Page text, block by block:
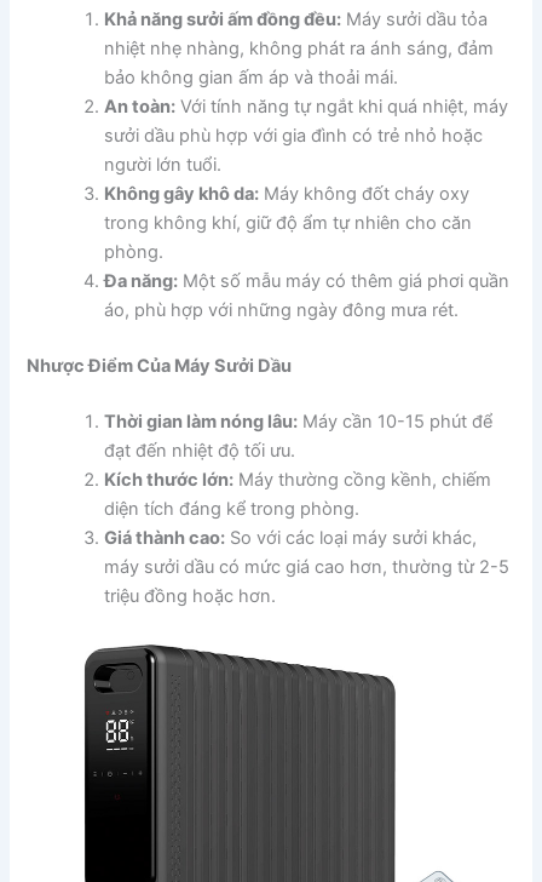
Khả năng sưởi ấm đồng đều: Máy sưởi dầu tỏa
nhiệt nhẹ nhàng, không phát ra ánh sáng, đảm
bảo không gian ấm áp và thoải mái.
An toàn: Với tính năng tự ngắt khi quá nhiệt, máy
sưởi dầu phù hợp với gia đình có trẻ nhỏ hoặc
người lớn tuổi.
Không gây khô da: Máy không đốt cháy oxy
trong không khí, giữ độ ẩm tự nhiên cho căn
phòng.
Đa năng: Một số mẫu máy có thêm giá phơi quần
áo, phù hợp với những ngày đông mưa rét.
Nhược Điểm Của Máy Sưởi Dầu
Thời gian làm nóng lâu: Máy cần 10-15 phút để
đạt đến nhiệt độ tối ưu.
Kích thước lớn: Máy thường cồng kềnh, chiếm
diện tích đáng kể trong phòng.
Giá thành cao: So với các loại máy sưởi khác,
máy sưởi dầu có mức giá cao hơn, thường từ 2-5
triệu đồng hoặc hơn.